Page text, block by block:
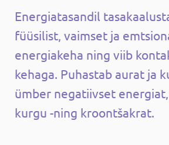
Energiatasandil
füüsilist, vaimset ja
energiakeha ning viib
kehaga. Puhastab aurat ja
ümber negatiivset
kurgu -ning kroontšakrat.